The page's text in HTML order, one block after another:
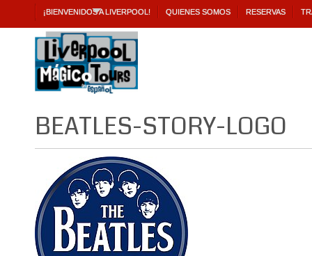
¡BIENVENIDOS A LIVERPOOL! QUIENES SOMOS RESERVAS
BEATLES-STORY-LOGO